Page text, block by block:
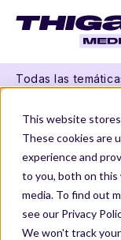
This website
These cookies are
experience and
to you, both on
media. To find out
see our Privacy
We won't track
Todas las
Thiga Media